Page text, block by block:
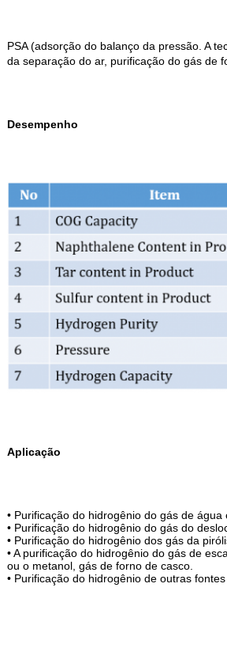
PSA (adsorção do balanço da pressão. A
da separação do ar, purificação do gás de
Desempenho
Aplicação
• Purificação do hidrogênio do gás de água
• Purificação do hidrogênio do gás do
• Purificação do hidrogênio dos gás da
•A purificação do hidrogênio do gás de
ou o metanol, gás de forno de casco.
• Purificação do hidrogênio de outras